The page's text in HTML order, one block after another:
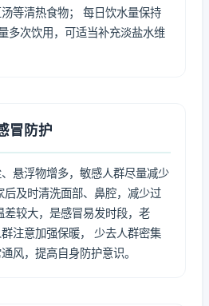
等清热食物； 每日饮水量保持
次饮用，可适当补充淡盐水维
冒防护
悬浮物增多，敏感人群尽量减少
及时清洗面部、鼻腔，减少过
较大，是感冒易发时段，老
注意加强保暖， 少去人群密集
风，提高自身防护意识。